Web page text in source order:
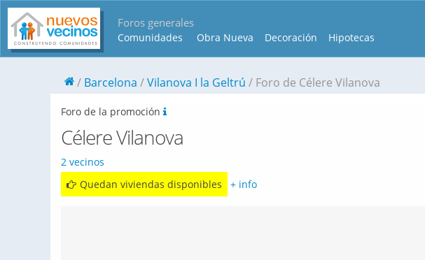
Foros generales
Comunidades Obra Nueva Decoración Hipotecas
Barcelona Vilanova I la Geltrú Foro de Célere Vilanova
Foro de la promoción
Célere Vilanova
2 vecinos
Quedan viviendas disponibles
+ info